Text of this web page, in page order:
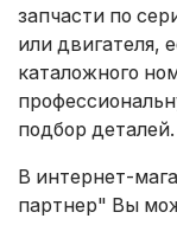
запчасти по
или двигателя,
каталожного
подбор деталей.
В интернет-
партнер" Вы